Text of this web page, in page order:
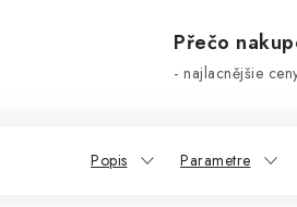
Přečo
- najlacnějšie
Popis Parametre